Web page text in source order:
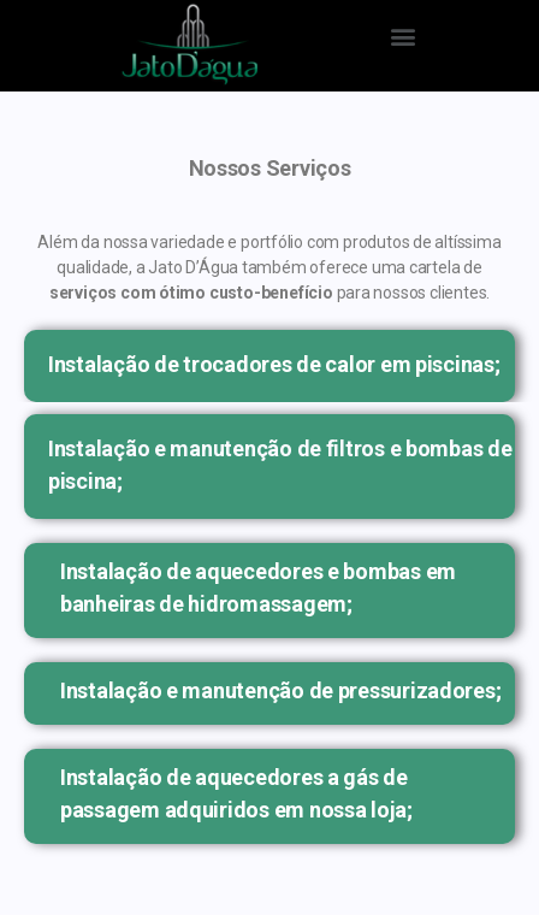
Nossos Serviços
Além da nossa variedade e portfólio com produtos de altíssima
qualidade, a Jato D’Água também oferece uma cartela de
serviços com ótimo custo-benefício para nossos clientes.
Instalação de trocadores de calor em piscinas;
Instalação e manutenção de filtros e bombas de
piscina;
Instalação de aquecedores e bombas em
banheiras de hidromassagem;
Instalação e manutenção de pressurizadores;
Instalação de aquecedores a gás de
passagem adquiridos em nossa loja;